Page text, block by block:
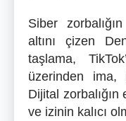
Siber
altını çizen
taşlama,
üzerinden ima,
Dijital
ve izinin kalıcı